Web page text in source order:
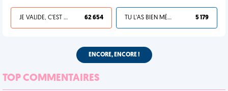
JE VALIDE, C'EST UNE VDM 62 654 TU L'AS BIEN MÉRITÉ 5 179
ENCORE, ENCORE !
TOP COMMENTAIRES